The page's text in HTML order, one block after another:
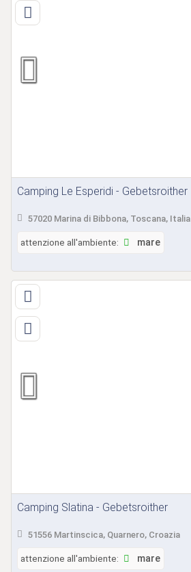
Camping Le Esperidi - Gebetsroither
57020 Marina di Bibbona, Toscana, Italia
attenzione all'ambiente: mare
Camping Slatina - Gebetsroither
51556 Martinscica, Quarnero, Croazia
attenzione all'ambiente: mare